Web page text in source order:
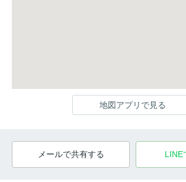
地図アプリで見る
メールで共有する LINE